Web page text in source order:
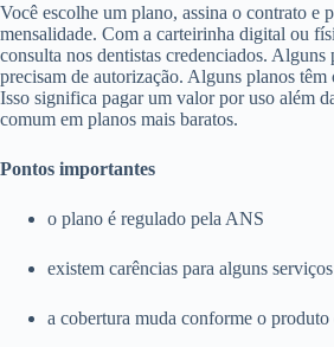
Você escolhe um plano, assina o contrato e
mensalidade. Com a carteirinha digital ou
consulta nos dentistas credenciados. Alguns
precisam de autorização. Alguns planos têm
Isso significa pagar um valor por uso além
comum em planos mais baratos.
Pontos importantes
o plano é regulado pela ANS
existem carências para alguns serviços
a cobertura muda conforme o